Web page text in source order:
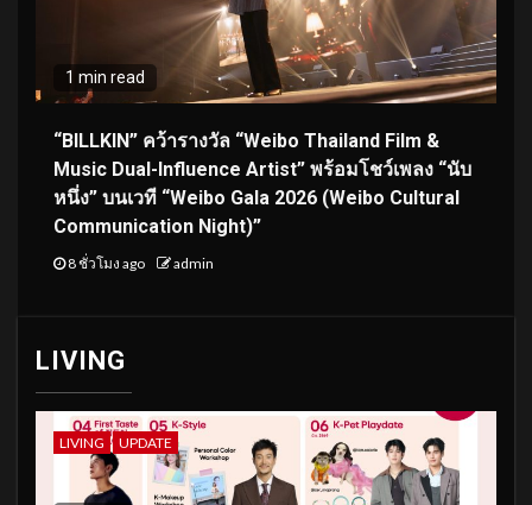
1 min read
“BILLKIN” คว้ารางวัล “Weibo Thailand Film &
Music Dual-Influence Artist” พร้อมโชว์เพลง “นับ
หนึ่ง” บนเวที “Weibo Gala 2026 (Weibo Cultural
Communication Night)”
8 ชั่วโมง ago admin
LIVING
LIVING UPDATE